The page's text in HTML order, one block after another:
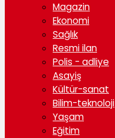
Magazin
Ekonomi
Sağlık
Resmi ilan
Polis - adliye
Asayiş
Kültür-sanat
Bilim-teknoloji
Yaşam
Eğitim